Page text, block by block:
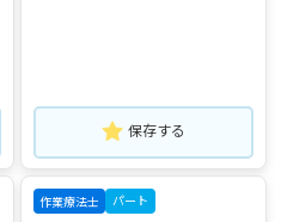
保存する
作業療法士 パート